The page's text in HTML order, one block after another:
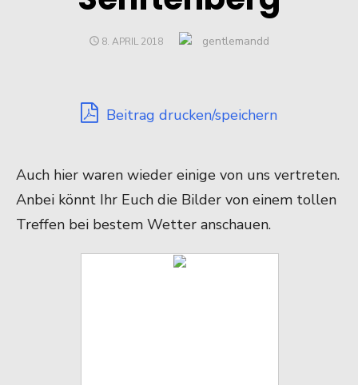
POSTED
8. APRIL 2018 Author
gentlemandd
Beitrag drucken/speichern
Auch hier waren wieder einige von uns vertreten.
Anbei könnt Ihr Euch die Bilder von einem tollen
Treffen bei bestem Wetter anschauen.